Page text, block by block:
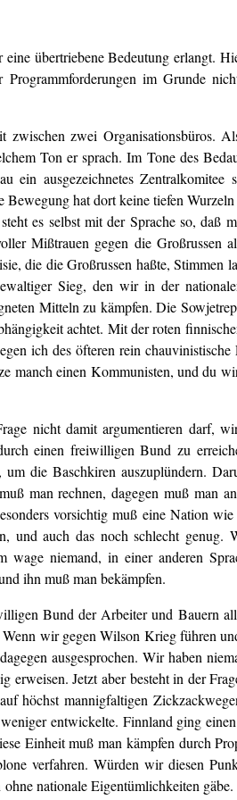
übertriebene Bedeutung erlangt.
im Grunde
zwei Organisationsbüros.
Ton er sprach. Im Tone des
ein ausgezeichnetes
hat dort keine tiefen
es selbst mit der Sprache so, daß
Mißtrauen gegen die Großrussen
die die Großrussen haßte, Stimmen
Sieg, den wir in der
Mitteln zu kämpfen. Die
achtet. Mit der roten
ich des öfteren rein
manch einen Kommunisten, und du
nicht damit argumentieren darf,
einen freiwilligen Bund zu
die Baschkiren auszuplündern.
man rechnen, dagegen muß man
vorsichtig muß eine Nation
und auch das noch schlecht genug.
niemand, in einer anderen
ihn muß man bekämpfen.
Bund der Arbeiter und Bauern
Wenn wir gegen Wilson Krieg führen
ausgesprochen. Wir haben
Jetzt aber besteht in der
höchst mannigfaltigen
entwickelte. Finnland ging
Einheit muß man kämpfen durch
verfahren. Würden wir diesen
nationale Eigentümlichkeiten